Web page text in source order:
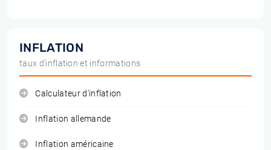
INFLATION
taux d'inflation et informations
Calculateur d'inflation
Inflation allemande
Inflation américaine